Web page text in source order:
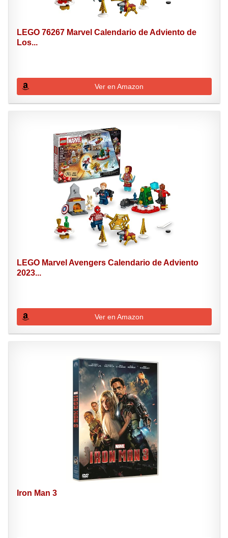
LEGO 76267 Marvel Calendario de Adviento de
Los...
Ver en Amazon
LEGO Marvel Avengers Calendario de Adviento
2023...
Ver en Amazon
Iron Man 3